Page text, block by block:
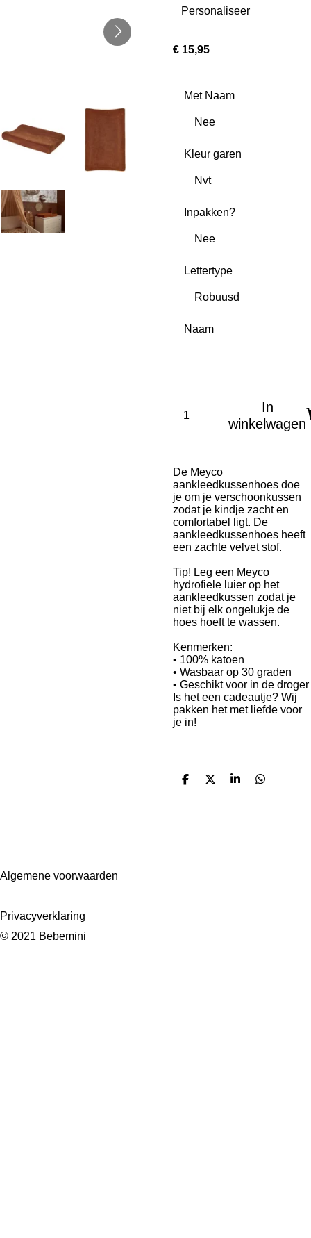
Personaliseer
€ 15,95
Met Naam
Kleur garen
Inpakken?
Lettertype
Naam
In
winkelwagen
De Meyco
aankleedkussenhoes doe
je om je verschoonkussen
zodat je kindje zacht en
comfortabel ligt. De
aankleedkussenhoes heeft
een zachte velvet stof.
Tip! Leg een Meyco
hydrofiele luier op het
aankleedkussen zodat je
niet bij elk ongelukje de
hoes hoeft te wassen.
Kenmerken:
• 100% katoen
• Wasbaar op 30 graden
• Geschikt voor in de droger
Is het een cadeautje? Wij
pakken het met liefde voor
je in!
D
D
S
D
Algemene voorwaarden
Privacyverklaring
© 2021 Bebemini